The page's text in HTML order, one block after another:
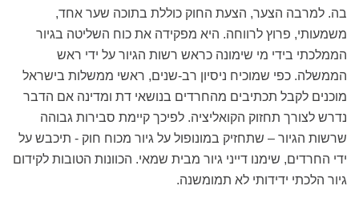
בה. למרבה הצער, הצעת החוק כוללת בתוכה שער אחד,
משמעותי, פרוץ לרווחה. היא מפקידה את כוח השליטה בגיור
הממלכתי בידי מי שימונה כראש רשות הגיור על ידי ראש
הממשלה. כפי שמוכיח ניסיון רב-שנים, ראשי ממשלות בישראל
מוכנים לקבל תכתיבים מהחרדים בנושאי דת ומדינה אם הדבר
נדרש לצורך תחזוק הקואליציה. לפיכך קיימת סבירות גבוהה
שרשות הגיור – שתחזיק במונופול על גיור מכוח חוק - תיכבש על
ידי החרדים, שימנו דייני גיור מבית שמאי. הכוונות הטובות לקידום
גיור הלכתי ידידותי לא תמומשנה.